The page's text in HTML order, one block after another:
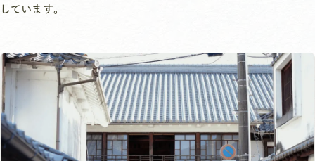
しています。